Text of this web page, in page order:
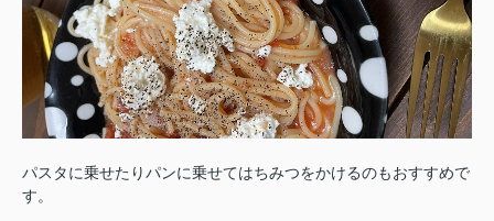
パスタに乗せたりパンに乗せてはちみつをかけるのもおすすめで
す。